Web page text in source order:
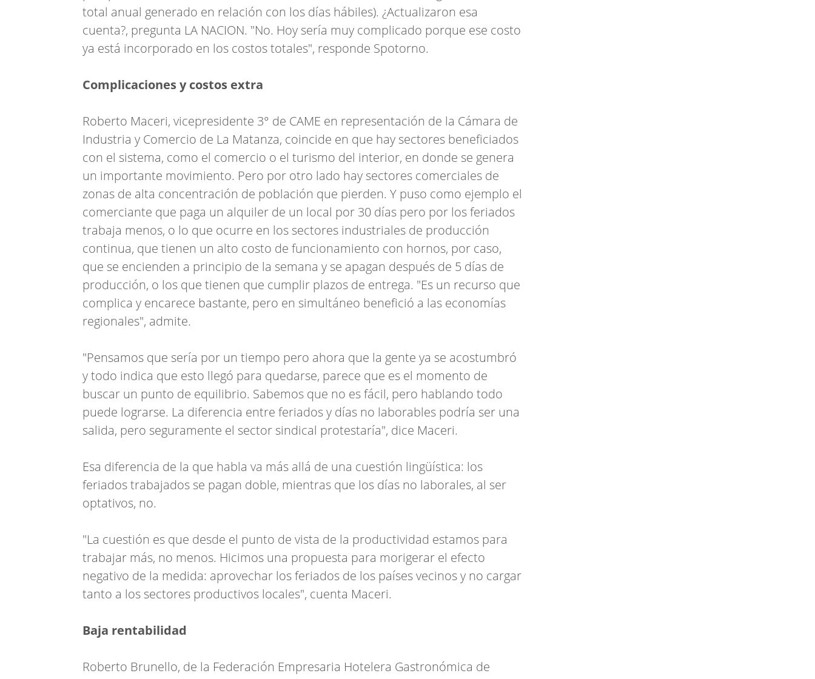
total anual generado en relación con los días hábiles). ¿Actualizaron esa
cuenta?, pregunta LA NACION. "No. Hoy sería muy complicado porque ese costo
ya está incorporado en los costos totales", responde Spotorno.
Complicaciones y costos extra
Roberto Maceri, vicepresidente 3° de CAME en representación de la Cámara de
Industria y Comercio de La Matanza, coincide en que hay sectores beneficiados
con el sistema, como el comercio o el turismo del interior, en donde se genera
un importante movimiento. Pero por otro lado hay sectores comerciales de
zonas de alta concentración de población que pierden. Y puso como ejemplo el
comerciante que paga un alquiler de un local por 30 días pero por los feriados
trabaja menos, o lo que ocurre en los sectores industriales de producción
continua, que tienen un alto costo de funcionamiento con hornos, por caso,
que se encienden a principio de la semana y se apagan después de 5 días de
producción, o los que tienen que cumplir plazos de entrega. "Es un recurso que
complica y encarece bastante, pero en simultáneo benefició a las economías
regionales", admite.
"Pensamos que sería por un tiempo pero ahora que la gente ya se acostumbró
y todo indica que esto llegó para quedarse, parece que es el momento de
buscar un punto de equilibrio. Sabemos que no es fácil, pero hablando todo
puede lograrse. La diferencia entre feriados y días no laborables podría ser una
salida, pero seguramente el sector sindical protestaría", dice Maceri.
Esa diferencia de la que habla va más allá de una cuestión lingüística: los
feriados trabajados se pagan doble, mientras que los días no laborales, al ser
optativos, no.
"La cuestión es que desde el punto de vista de la productividad estamos para
trabajar más, no menos. Hicimos una propuesta para morigerar el efecto
negativo de la medida: aprovechar los feriados de los países vecinos y no cargar
tanto a los sectores productivos locales", cuenta Maceri.
Baja rentabilidad
Roberto Brunello, de la Federación Empresaria Hotelera Gastronómica de